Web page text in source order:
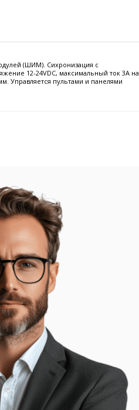
(ШИМ). Сихронизация с
12-24VDC, максимальный ток 3A на
Управляется пультами и панелями